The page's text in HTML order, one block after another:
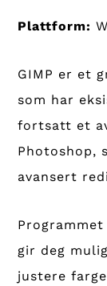
Plattform:
GIMP er et
som har
fortsatt et
Photoshop,
avansert
gir deg
justere